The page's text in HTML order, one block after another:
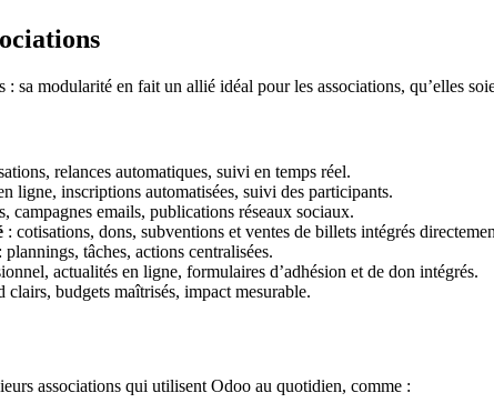
: sa modularité en fait un allié idéal pour les associations, qu’elles
relances automatiques, suivi en temps réel.
ligne, inscriptions automatisées, suivi des participants.
campagnes emails, publications réseaux sociaux.
: cotisations, dons, subventions et ventes de billets intégrés
: plannings, tâches, actions centralisées.
actualités en ligne, formulaires d’adhésion et de don intégrés.
clairs, budgets maîtrisés, impact mesurable.
associations qui utilisent Odoo au quotidien, comme :